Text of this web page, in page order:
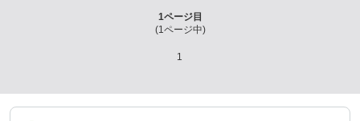
1ページ目
(1ページ中)
1